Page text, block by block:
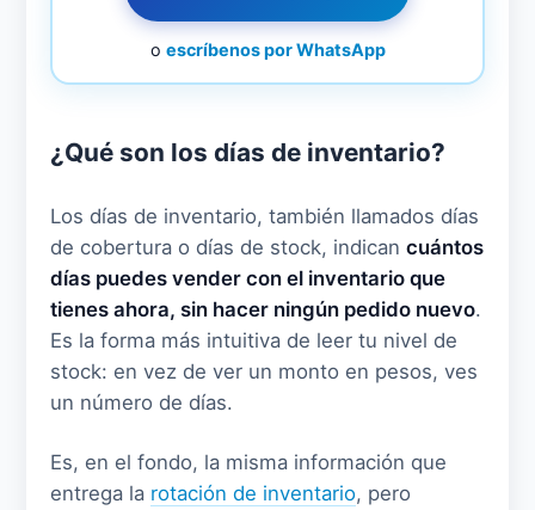
o escríbenos por WhatsApp
¿Qué son los días de inventario?
Los días de inventario, también llamados días
de cobertura o días de stock, indicancuántos
días puedes vender con el inventario que
tienes ahora, sin hacer ningún pedido nuevo.
Es la forma más intuitiva de leer tu nivel de
stock: en vez de ver un monto en pesos, ves
un número de días.
Es, en el fondo, la misma información que
entrega la rotación de inventario, pero